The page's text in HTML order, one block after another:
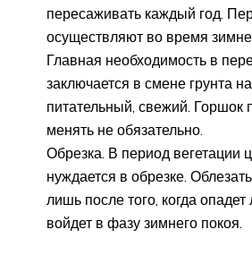
пересаживать каждый год.
осуществляют во время
Главная необходимость в
заключается в смене грунта
питательный, свежий. Горшок
менять не обязательно.
Обрезка. В период вегетации
нуждается в обрезке.
лишь после того, когда опадет
войдет в фазу зимнего покоя.